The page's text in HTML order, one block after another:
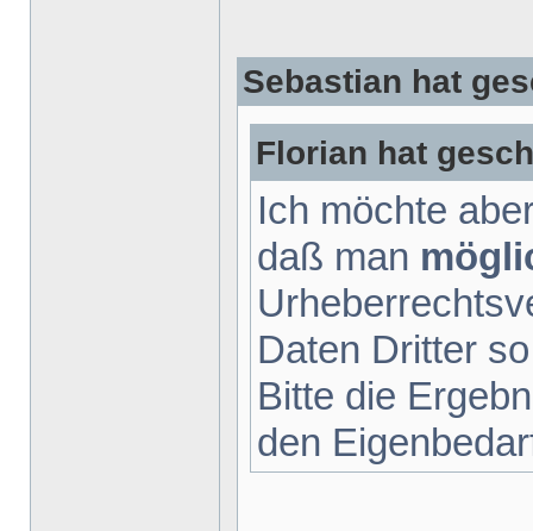
Sebastian hat
Florian hat
Ich möchte
daß man
Daten Dritter
Bitte die
den